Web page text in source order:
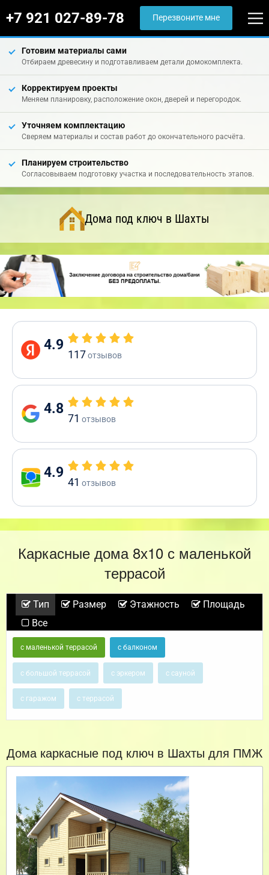
+7 921 027-89-78 Перезвоните мне
Готовим материалы сами
Отбираем древесину и подготавливаем детали домокомплекта.
Корректируем проекты
Меняем планировку, расположение окон, дверей и перегородок.
Уточняем комплектацию
Сверяем материалы и состав работ до окончательного расчёта.
Планируем строительство
Согласовываем подготовку участка и последовательность этапов.
Дома под ключ в Шахты
4.9
117отзывов
4.8
71 отзывов
4.9
41 отзывов
Каркасные дома 8х10 с маленькой
террасой
Тип Размер Этажность
Площадь
Все
с маленькой террасой с балконом
с большой террасой с эркером с сауной
с гаражом с террасой
Дома каркасные под ключ в Шахты для ПМЖ